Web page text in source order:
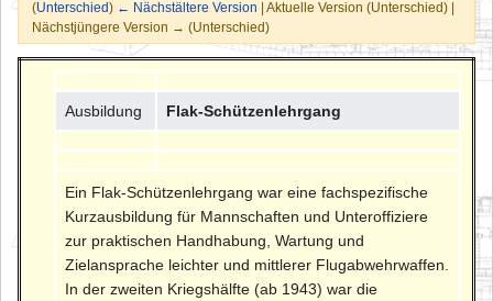
(Unterschied) ← Nächstältere Version | Aktuelle Version (Unterschied) |
Nächstjüngere Version → (Unterschied)
Ausbildung Flak-Schützenlehrgang
Ein Flak-Schützenlehrgang war eine fachspezifische
Kurzausbildung für Mannschaften und Unteroffiziere
zur praktischen Handhabung, Wartung und
Zielansprache leichter und mittlerer Flugabwehrwaffen.
In der zweiten Kriegshälfte (ab 1943) war die